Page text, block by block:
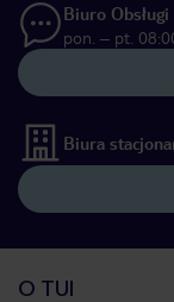
Biuro
pon. – pt.
Biura
O TUI